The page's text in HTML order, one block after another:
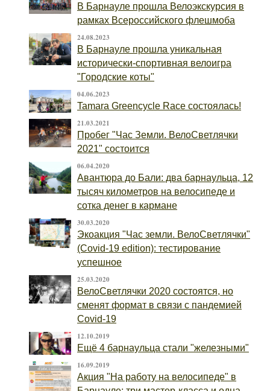
В Барнауле прошла Велоэкскурсия в
рамках Всероссийского флешмоба
24.08.2023
В Барнауле прошла уникальная
исторически-спортивная велоигра
"Городские коты"
04.06.2023
Tamara Greencycle Race состоялась!
21.03.2021
Пробег "Час Земли. ВелоСветлячки
2021" состоится
06.04.2020
Авантюра до Бали: два барнаульца, 12
тысяч километров на велосипеде и
сотка денег в кармане
30.03.2020
Экоакция "Час земли. ВелоСветлячки"
(Covid-19 edition): тестирование
успешное
25.03.2020
ВелоСветлячки 2020 состоятся, но
сменят формат в связи с пандемией
Covid-19
12.10.2019
Ещё 4 барнаульца стали "железными"
16.09.2019
Акция "На работу на велосипеде" в